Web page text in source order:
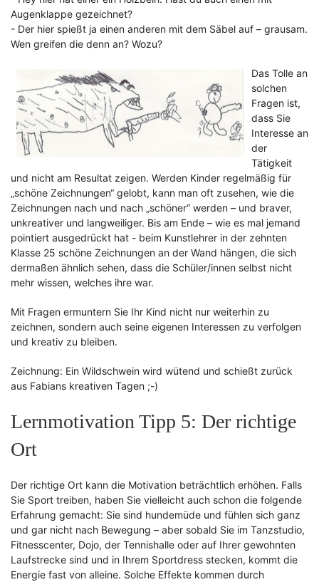
Augenklappe gezeichnet?
- Der hier spießt ja einen anderen mit dem Säbel auf – grausam.
Wen greifen die denn an? Wozu?
Das Tolle an
solchen
Fragen ist,
dass Sie
Interesse an
der
Tätigkeit
und nicht am Resultat zeigen. Werden Kinder regelmäßig für
„schöne Zeichnungen“ gelobt, kann man oft zusehen, wie die
Zeichnungen nach und nach „schöner“ werden – und braver,
unkreativer und langweiliger. Bis am Ende – wie es mal jemand
pointiert ausgedrückt hat - beim Kunstlehrer in der zehnten
Klasse 25 schöne Zeichnungen an der Wand hängen, die sich
dermaßen ähnlich sehen, dass die Schüler/innen selbst nicht
mehr wissen, welches ihre war.
Mit Fragen ermuntern Sie Ihr Kind nicht nur weiterhin zu
zeichnen, sondern auch seine eigenen Interessen zu verfolgen
und kreativ zu bleiben.
Zeichnung: Ein Wildschwein wird wütend und schießt zurück
aus Fabians kreativen Tagen ;-)
Lernmotivation Tipp 5: Der richtige
Ort
Der richtige Ort kann die Motivation beträchtlich erhöhen. Falls
Sie Sport treiben, haben Sie vielleicht auch schon die folgende
Erfahrung gemacht: Sie sind hundemüde und fühlen sich ganz
und gar nicht nach Bewegung – aber sobald Sie im Tanzstudio,
Fitnesscenter, Dojo, der Tennishalle oder auf Ihrer gewohnten
Laufstrecke sind und in Ihrem Sportdress stecken, kommt die
Energie fast von alleine. Solche Effekte kommen durch